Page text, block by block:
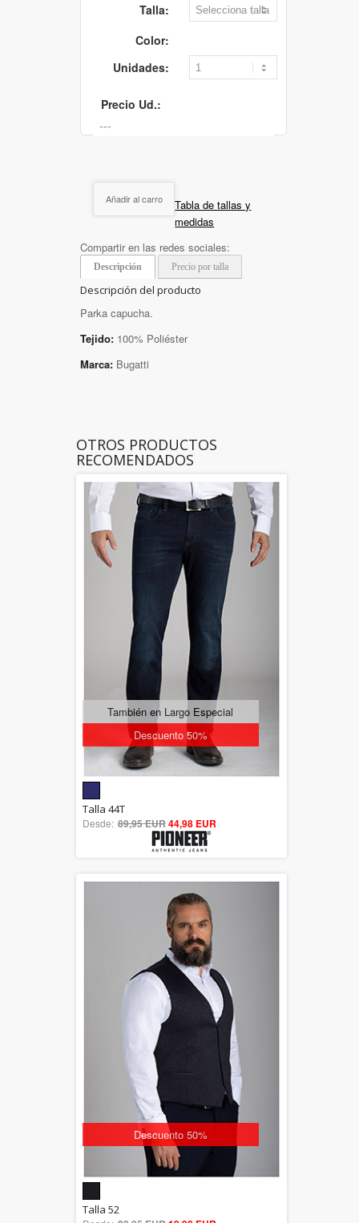
Talla:
Color:
Unidades:
Precio Ud.:
Añadir al carro
Tabla de tallas y
medidas
Compartir en las redes sociales:
Descripción Precio por talla
Descripción del producto
Parka capucha.
Tejido: 100% Poliéster
Marca: Bugatti
OTROS PRODUCTOS
RECOMENDADOS
Descuento 50%
También en Largo Especial
out of 5
Talla 44T
Desde: 89,95 EUR44,98 EUR
Descuento 50%
Talla 52